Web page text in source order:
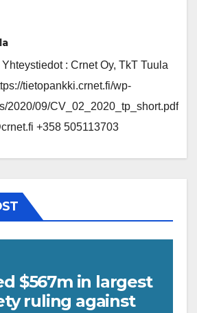
: Crnet Oy, TkT Tuula
tietopankki.crnet.fi/wp-
2020/09/CV_02_2020_tp_short.pdf
+358 505113703
$567m in largest
ruling against